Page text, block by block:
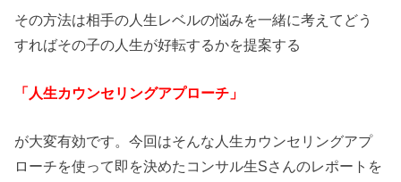
その方法は相手の人生レベルの悩みを一緒に考えてどう
すればその子の人生が好転するかを提案する
「人生カウンセリングアプローチ」
が大変有効です。今回はそんな人生カウンセリングアプ
ローチを使って即を決めたコンサル生Sさんのレポートを